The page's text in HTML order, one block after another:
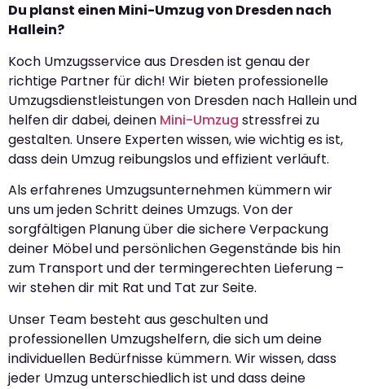
Du planst einen Mini-Umzug von Dresden nach
Hallein?
Koch Umzugsservice aus Dresden ist genau der
richtige Partner für dich! Wir bieten professionelle
Umzugsdienstleistungen von Dresden nach Hallein und
helfen dir dabei, deinen Mini-Umzug stressfrei zu
gestalten. Unsere Experten wissen, wie wichtig es ist,
dass dein Umzug reibungslos und effizient verläuft.
Als erfahrenes Umzugsunternehmen kümmern wir
uns um jeden Schritt deines Umzugs. Von der
sorgfältigen Planung über die sichere Verpackung
deiner Möbel und persönlichen Gegenstände bis hin
zum Transport und der termingerechten Lieferung –
wir stehen dir mit Rat und Tat zur Seite.
Unser Team besteht aus geschulten und
professionellen Umzugshelfern, die sich um deine
individuellen Bedürfnisse kümmern. Wir wissen, dass
jeder Umzug unterschiedlich ist und dass deine